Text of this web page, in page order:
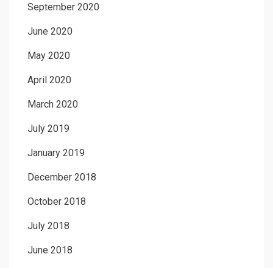
September 2020
June 2020
May 2020
April 2020
March 2020
July 2019
January 2019
December 2018
October 2018
July 2018
June 2018